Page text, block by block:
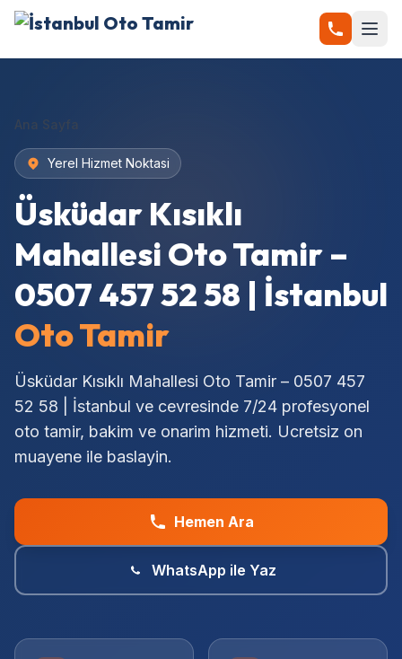
Ana Sayfa
Yerel Hizmet Noktasi
Üsküdar Kısıklı
Mahallesi Oto Tamir –
0507 457 52 58 | İstanbul
Oto Tamir
Üsküdar Kısıklı Mahallesi Oto Tamir – 0507 457
52 58 | İstanbul ve cevresinde 7/24 profesyonel
oto tamir, bakim ve onarim hizmeti. Ucretsiz on
muayene ile baslayin.
Hemen Ara
WhatsApp ile Yaz